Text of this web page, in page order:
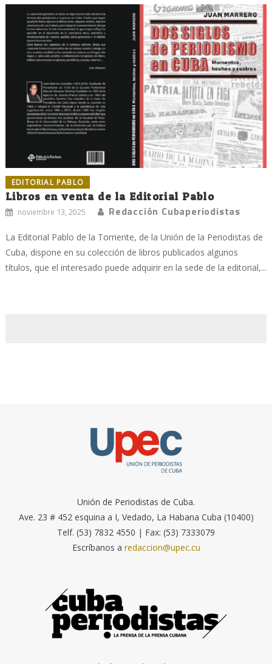
EDITORIAL PABLO
Libros en venta de la Editorial Pablo
noviembre 13, 2025 Redacción Cubaperiodistas
La Editorial Pablo de la Torriente, de la Unión de la Periodistas de
Cuba, dispone en su colección de libros publicados algunos
títulos, que el interesado puede adquirir en la sede de la editorial,...
Unión de Periodistas de Cuba.
Ave. 23 # 452 esquina a I, Vedado, La Habana Cuba (10400)
Telf. (53) 7832 4550 | Fax: (53) 7333079
Escríbanos a redaccion@upec.cu